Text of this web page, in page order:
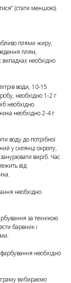
(стати меншою).
плями жиру,
плям,
необхідно
води, 10-15
необхідно 1-2 г
необхідно
необхідно 2-4 г
воду до потрібної
у склянці окропу,
виріб. Час
від
необхідно
за технікою
барвник і
необхідно
вибираємо